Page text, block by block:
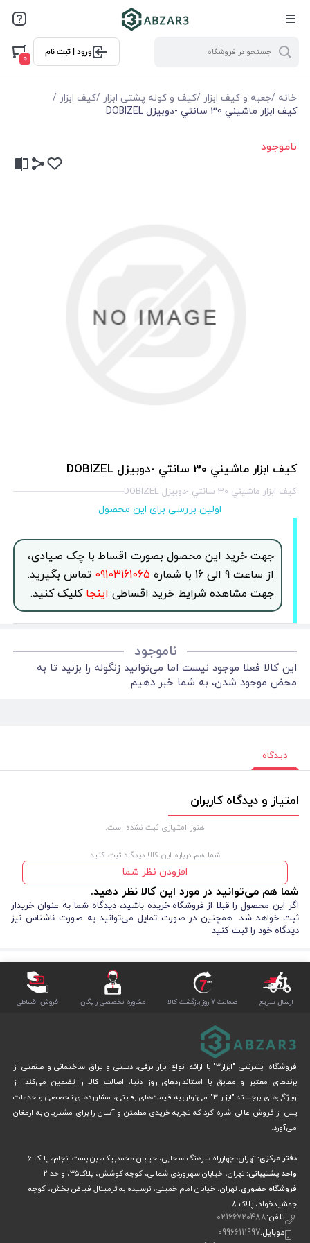
ورود | ثبت نام
0
خانه /جعبه و کیف ابزار /کیف و کوله پشتی ابزار /کیف ابزار /
كيف ابزار ماشيني 30 سانتي -دوبيزل DOBIZEL
ناموجود
كيف ابزار ماشيني 30 سانتي -دوبيزل DOBIZEL
كيف ابزار ماشيني 30 سانتي -دوبيزل DOBIZEL
اولین بررسی برای این محصول
جهت خرید این محصول بصورت اقساط با چک صیادی،
از ساعت 9 الی 16 با شماره
09103161065 تماس بگیرید.
جهت مشاهده شرایط خرید اقساطی اینجاکلیک کنید.
ناموجود
این کالا فعلا موجود نیست اما می‌توانید زنگوله را بزنید تا به
محض موجود شدن، به شما خبر دهیم
دیدگاه
امتیاز و دیدگاه کاربران
هنوز امتیازی ثبت نشده است.
شما هم درباره این کالا دیدگاه ثبت کنید
افزودن نظر شما
شما هم می‌توانید در مورد این کالا نظر دهید.
اگر این محصول را قبلا از فروشگاه خریده باشید، دیدگاه شما به عنوان خریدار
ثبت خواهد شد. همچنین در صورت تمایل می‌توانید به صورت ناشناس نیز
دیدگاه خود را ثبت کنید
ارسال سریع ضمانت 7 روز بازگشت کالا مشاوره تخصصی رایگان فروش اقساطی
فروشگاه اینترنتی "ابزار3" با ارائه انواع ابزار برقی، دستی و یراق ساختمانی و صنعتی از
برندهای معتبر و مطابق با استانداردهای روز دنیا، اصالت کالا را تضمین می‌کند. از
ویژگی‌های برجسته "ابزار 3" می‌توان به قیمت‌های رقابتی، مشاوره‌های تخصصی و خدمات
پس از فروش عالی اشاره کرد که تجربه خریدی مطمئن و آسان را برای مشتریان به ارمغان
می‌آورد.
دفتر مرکزی:تهران، چهارراه سرهنگ سخایی، خیابان محمدبیک، بن بست انجام، پلاک 6
واحد پشتیبانی:تهران، خیابان سهروردی شمالی، کوچه کوشش، پلاک۳۵، واحد ۲
فروشگاه حضوری:تهران، خیابان امام خمینی، نرسیده به ترمینال فیاض بخش، کوچه
جمشیدخواه، پلاک ۸
تلفن:02166720488
موبایل:09966111997